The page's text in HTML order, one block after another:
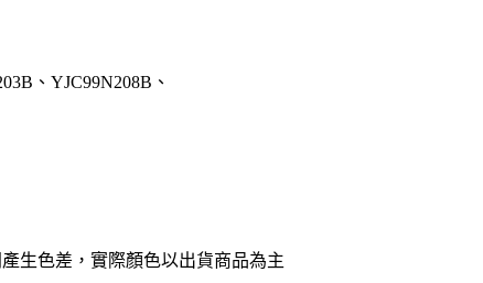
、YJC99N208B、
生色差，實際顏色以出貨商品為主